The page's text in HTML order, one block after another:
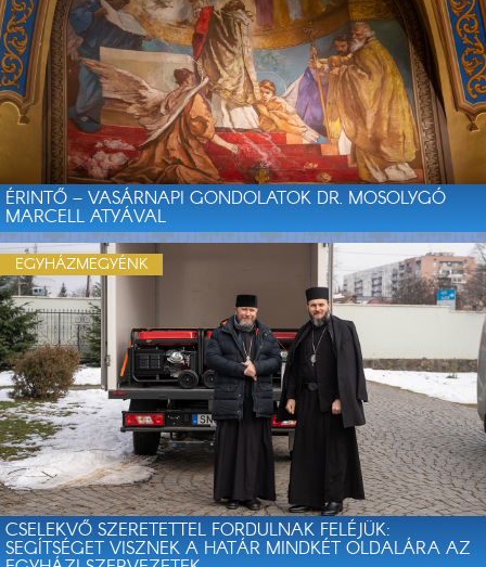
ÉRINTŐ – VASÁRNAPI GONDOLATOK DR. MOSOLYGÓ
MARCELL ATYÁVAL
CSELEKVŐ SZERETETTEL FORDULNAK FELÉJÜK:
SEGÍTSÉGET VISZNEK A HATÁR MINDKÉT OLDALÁRA AZ
EGYHÁZMEGYÉNK